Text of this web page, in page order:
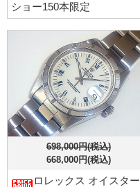
ショー150本限定
698,000円(税込)
668,000円(税込)
ロレックス オイスター